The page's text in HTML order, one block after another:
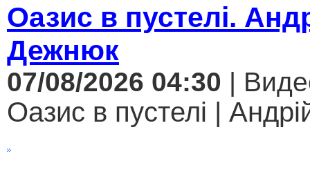
Оазис в пустелі.
Дежнюк
07/08/2026 04:30 |
Оазис в пустелі |